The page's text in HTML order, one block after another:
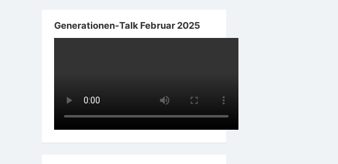
Generationen-Talk Februar 2025